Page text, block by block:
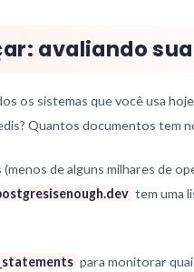
avaliando
os sistemas que você usa
Quantos documentos tem
de alguns milhares de
tem uma
para monitorar